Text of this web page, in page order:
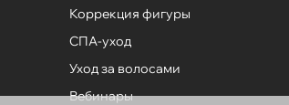
Коррекция фигуры
СПА-уход
Уход за волосами
Вебинары